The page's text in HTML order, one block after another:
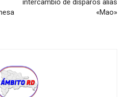
intercambió de disparos alias
«Mao»